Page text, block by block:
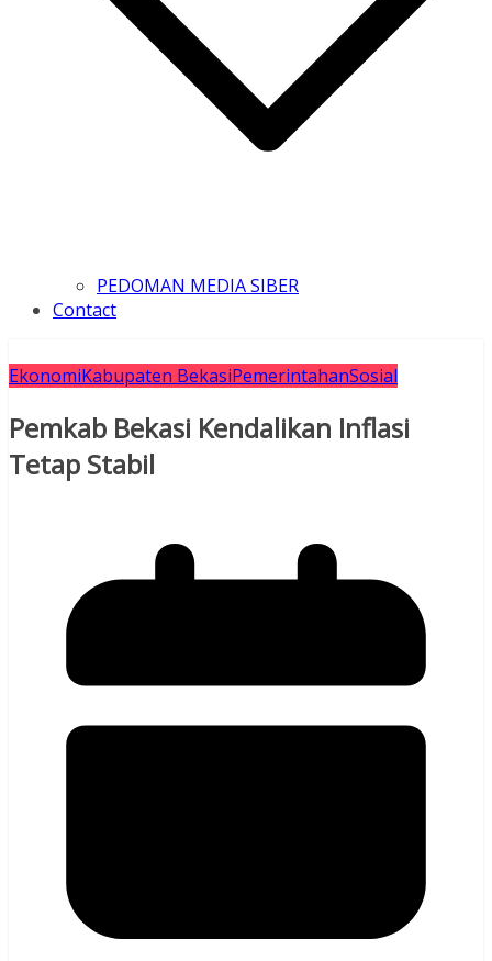
PEDOMAN MEDIA SIBER
Contact
EkonomiKabupaten BekasiPemerintahanSosial
Pemkab Bekasi Kendalikan Inflasi
Tetap Stabil